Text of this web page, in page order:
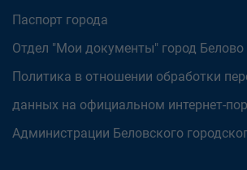
Паспорт города
Отдел "Мои документы" город Белово
Политика в отношении обработки
данных на официальном интернет-
Администрации Беловского